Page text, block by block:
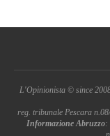
L'Opinionista © since
reg. tribunale Pescara
Informazione Abruzzo: